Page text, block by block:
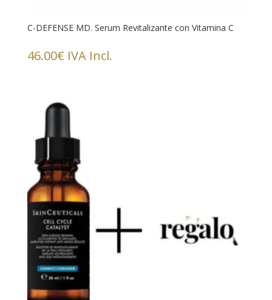
C-DEFENSE MD. Serum Revitalizante con Vitamina C
46.00€ IVA Incl.